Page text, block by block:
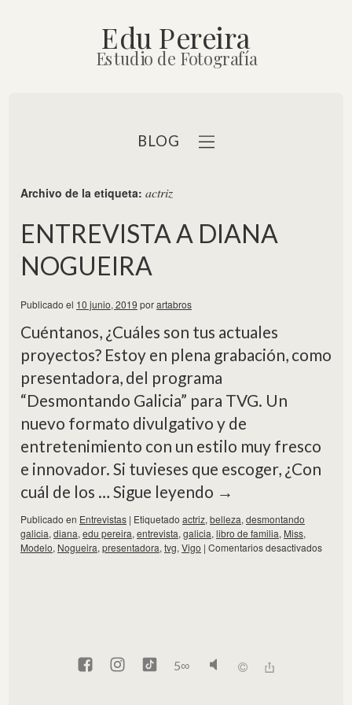
Edu Pereira
Estudio de Fotografía
BLOG
Archivo de la etiqueta: actriz
ENTREVISTA A DIANA
NOGUEIRA
Publicado el 10 junio, 2019 porartabros
Cuéntanos, ¿Cuáles son tus actuales
proyectos? Estoy en plena grabación, como
presentadora, del programa
“Desmontando Galicia” para TVG. Un
nuevo formato divulgativo y de
entretenimiento con un estilo muy fresco
e innovador. Si tuvieses que escoger, ¿Con
cuál de los … Sigue leyendo →
Publicado en Entrevistas | Etiquetado actriz, belleza, desmontando
galicia, diana, edu pereira, entrevista, galicia, libro de familia, Miss,
Modelo, Nogueira, presentadora, tvg, Vigo | Comentarios desactivados
5∞